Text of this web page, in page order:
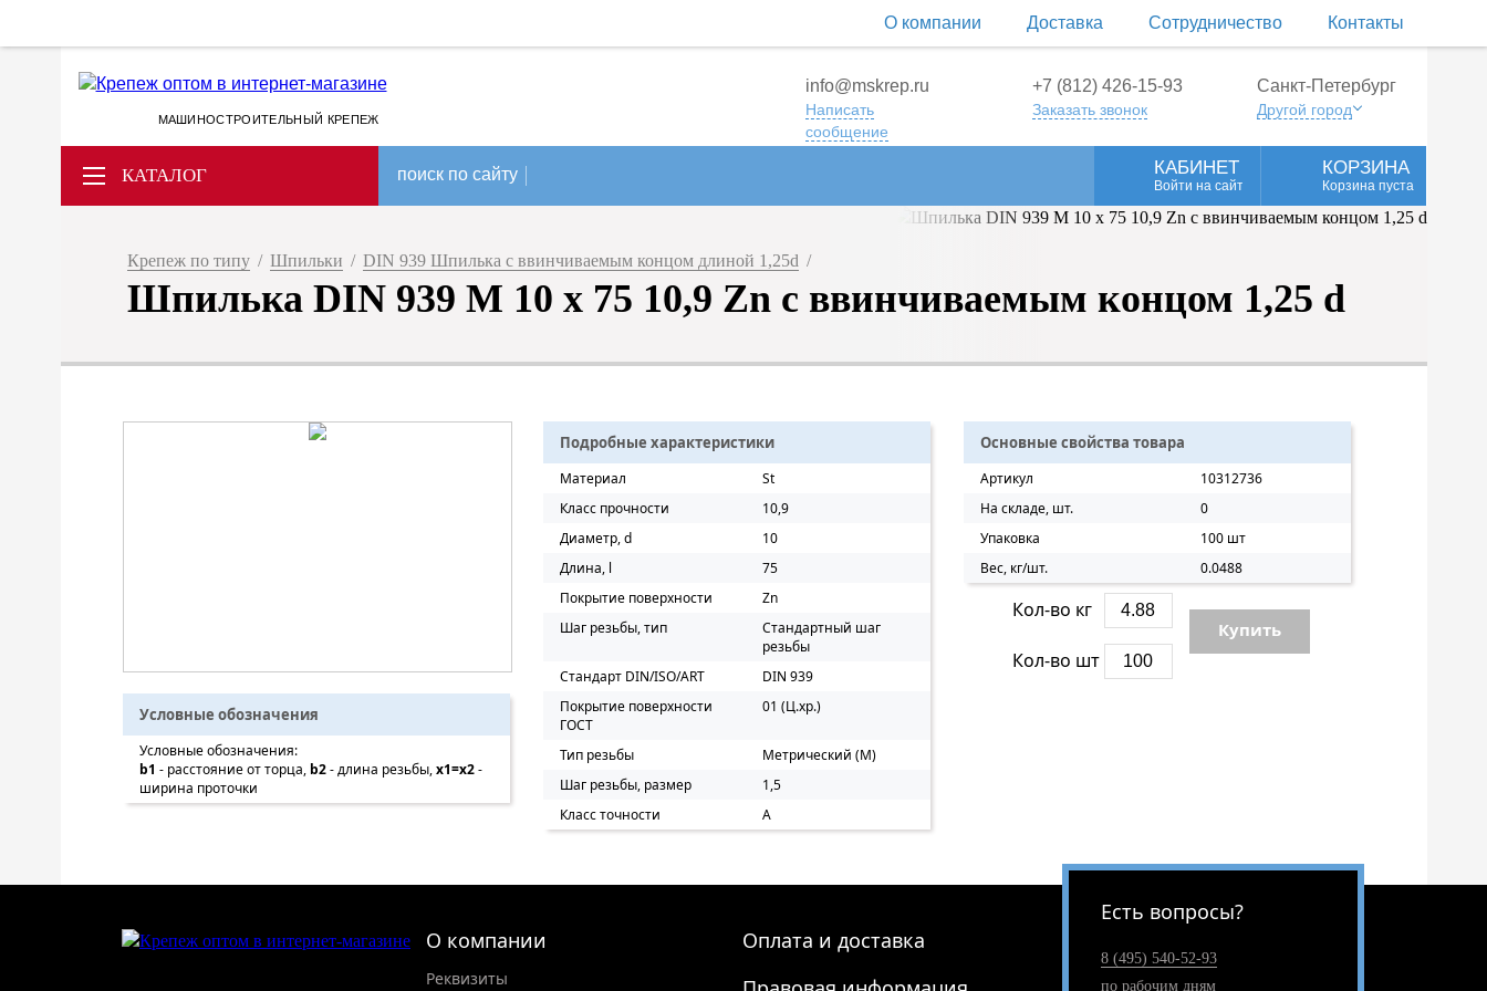
О компании Доставка Сотрудничество Контакты
МАШИНОСТРОИТЕЛЬНЫЙ КРЕПЕЖ
info@mskrep.ru
Написать
сообщение
+7 (812) 426-15-93
Заказать звонок
Санкт-Петербург
Другой город
КАТАЛОГ поиск по сайту КАБИНЕТ
Войти на сайт
КОРЗИНА
Корзина пуста
Крепеж по типу / Шпильки / DIN 939 Шпилька с ввинчиваемым концом длиной 1,25d /
Шпилька DIN 939 M 10 х 75 10,9 Zn с ввинчиваемым концом 1,25 d
Условные обозначения
Условные обозначения:
b1 - расстояние от торца, b2- длина резьбы,x1=x2-
ширина проточки
Подробные характеристики
Материал
St
Класс прочности
10,9
Диаметр, d
10
Длина, l
75
Покрытие поверхности
Zn
Шаг резьбы, тип
Стандартный шаг
резьбы
Стандарт DIN/ISO/ART
DIN 939
Покрытие поверхности
ГОСТ
01 (Ц.хр.)
Тип резьбы
Метрический (M)
Шаг резьбы, размер
1,5
Класс точности
A
Основные свойства товара
Артикул
10312736
На складе, шт.
0
Упаковка
100 шт
Вес, кг/шт.
0.0488
Кол-во кг
Кол-во шт
Купить
О компании
Реквизиты
Оплата и доставка
Есть вопросы?
8 (495) 540-52-93
по рабочим дням